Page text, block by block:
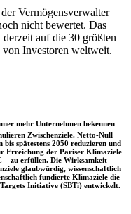
Vermögensverwalter
nicht bewertet. Das
auf die 30 größten
Investoren weltweit.
mehr Unternehmen bekennen
Zwischenziele. Netto-Null
bis spätestens 2050 reduzieren und
Erreichung der Pariser Klimaziele
– zu erfüllen. Die Wirksamkeit
glaubwürdig, wissenschaftlich
fundierte Klimaziele die
Initiative (SBTi) entwickelt.